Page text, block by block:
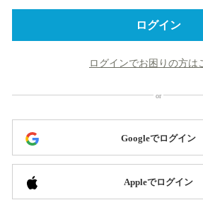
ログイン
ログインでお困りの方は
Googleでログイン
Appleでログイン